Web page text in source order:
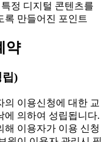
정 디지털 콘텐츠를
록 만들어진 포인트
약
립)
이용신청에 대한 교
에 의하여 성립됩니다.
이용자가 이용 신청